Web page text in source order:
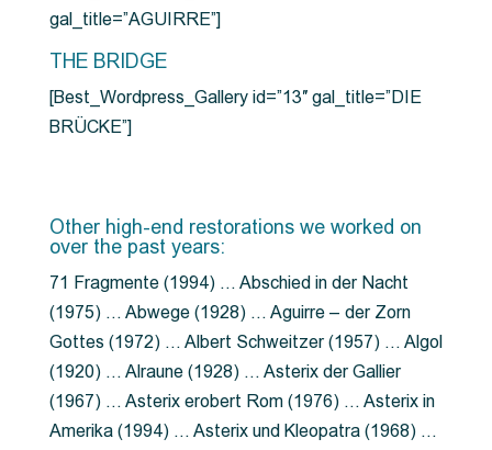
gal_title=”AGUIRRE”]
THE BRIDGE
[Best_Wordpress_Gallery id=”13″ gal_title=”DIE
BRÜCKE”]
Other high-end restorations we worked on
over the past years:
71 Fragmente (1994) … Abschied in der Nacht
(1975) … Abwege (1928) … Aguirre – der Zorn
Gottes (1972) … Albert Schweitzer (1957) … Algol
(1920) … Alraune (1928) … Asterix der Gallier
(1967) … Asterix erobert Rom (1976) … Asterix in
Amerika (1994) … Asterix und Kleopatra (1968) …